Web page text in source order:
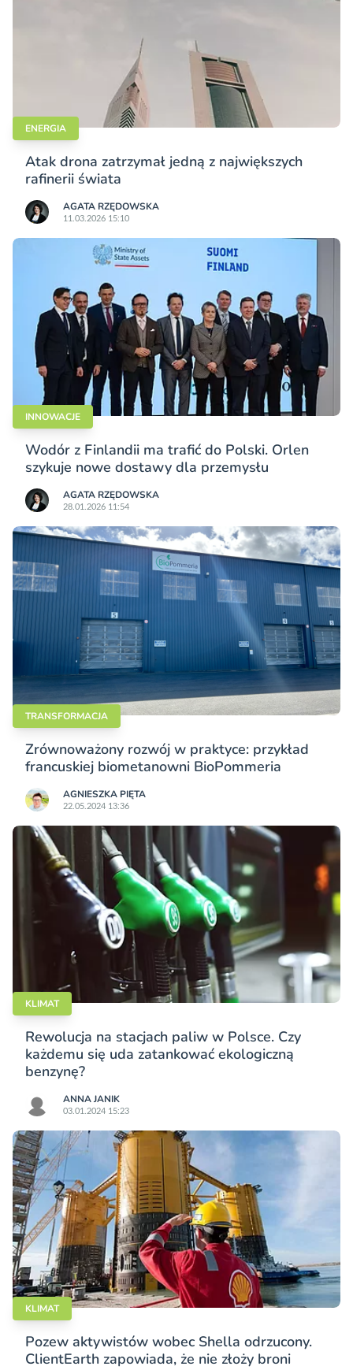
ENERGIA
Atak drona zatrzymał jedną z największych
rafinerii świata
AGATA RZĘDOWSKA
11.03.2026 15:10
INNOWACJE
Wodór z Finlandii ma trafić do Polski. Orlen
szykuje nowe dostawy dla przemysłu
AGATA RZĘDOWSKA
28.01.2026 11:54
TRANSFORMACJA
Zrównoważony rozwój w praktyce: przykład
francuskiej biometanowni BioPommeria
AGNIESZKA PIĘTA
22.05.2024 13:36
KLIMAT
Rewolucja na stacjach paliw w Polsce. Czy
każdemu się uda zatankować ekologiczną
benzynę?
ANNA JANIK
03.01.2024 15:23
KLIMAT
Pozew aktywistów wobec Shella odrzucony.
ClientEarth zapowiada, że nie złoży broni